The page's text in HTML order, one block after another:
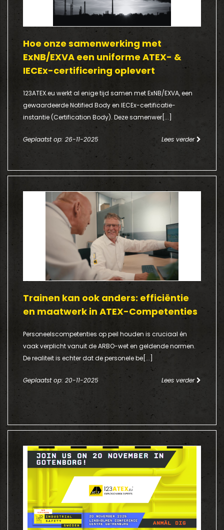
Hoe onze samenwerking met
ExNB/EXVA een uniforme ATEX- &
IECEx-certificering oplevert
123ATEX.eu werkt al enige tijd samen met ExNB/EXVA, een
gewaardeerde Notified Body en IECEx-certificatie-
instantie (Certification Body). Deze samenwer[...]
Geplaatst op: 26-11-2025 Lees verder
Trainen kan ook anders: efficiëntie
en maatwerk in ATEX-Competenties
Personeelscompetenties op peil houden is cruciaal én
vaak verplicht vanuit de ARBO-wet en geldende normen.
De realiteit is echter dat de personele be[...]
Geplaatst op: 20-11-2025 Lees verder